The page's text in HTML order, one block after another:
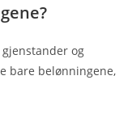
og
bare belønningene,